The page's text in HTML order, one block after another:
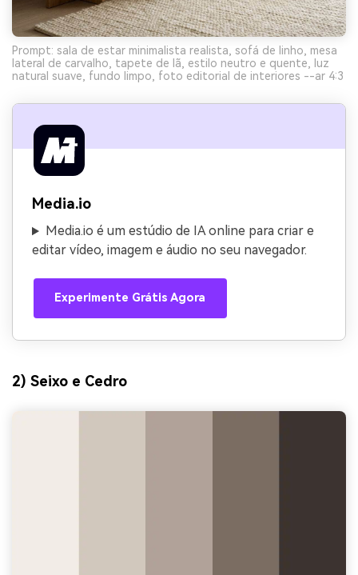
Prompt: sala de estar minimalista realista, sofá de linho, mesa
lateral de carvalho, tapete de lã, estilo neutro e quente, luz
natural suave, fundo limpo, foto editorial de interiores --ar 4:3
Media.io
Media.io é um estúdio de IA online para criar e
editar vídeo, imagem e áudio no seu navegador.
Experimente Grátis Agora
2) Seixo e Cedro